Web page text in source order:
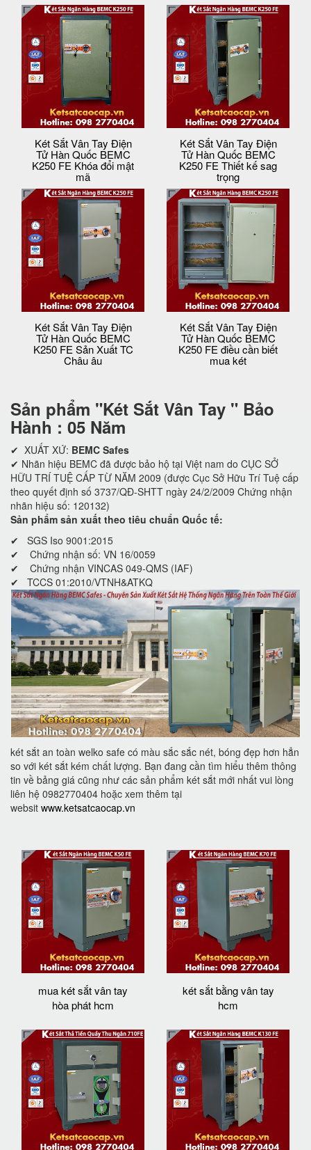
Két Sắt Vân Tay Điện
Tử Hàn Quốc BEMC
K250 FE Khóa đổi mật
mã
Két Sắt Vân Tay Điện
Tử Hàn Quốc BEMC
K250 FE Thiết kế sag
trọng
Két Sắt Vân Tay Điện
Tử Hàn Quốc BEMC
K250 FE Sản Xuất TC
Châu âu
Két Sắt Vân Tay Điện
Tử Hàn Quốc BEMC
K250 FE điều cần biết
mua két
Sản phẩm "Két Sắt Vân Tay " Bảo
Hành : 05 Năm
✔ XUẤT XỨ: BEMC Safes
✔ Nhãn hiệu BEMC đã được bảo hộ tại Việt nam do CỤC SỞ
HỮU TRÍ TUỆ CẤP TỪ NĂM 2009 (được Cục Sở Hữu Trí Tuệ cấp
theo quyết định số 3737/QĐ-SHTT ngày 24/2/2009 Chứng nhận
nhãn hiệu số: 120132)
Sản phẩm sản xuất theo tiêu chuẩn Quốc tế:
✔ SGS Iso 9001:2015
✔ Chứng nhận số: VN 16/0059
✔ Chứng nhận VINCAS 049-QMS (IAF)
✔ TCCS 01:2010/VTNH&ATKQ
két sắt an toàn welko safe có màu sắc sắc nét, bóng đẹp hơn hẳn
so với két sắt kém chất lượng. Bạn đang cần tìm hiểu thêm thông
tin về bảng giá cũng như các sản phẩm két sắt mới nhất vui lòng
liên hệ 0982770404 hoặc xem thêm tại
websit www.ketsatcaocap.vn
mua két sắt vân tay
hòa phát hcm
két sắt bằng vân tay
hcm